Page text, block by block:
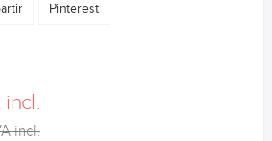
Pinterest
incl.
incl.